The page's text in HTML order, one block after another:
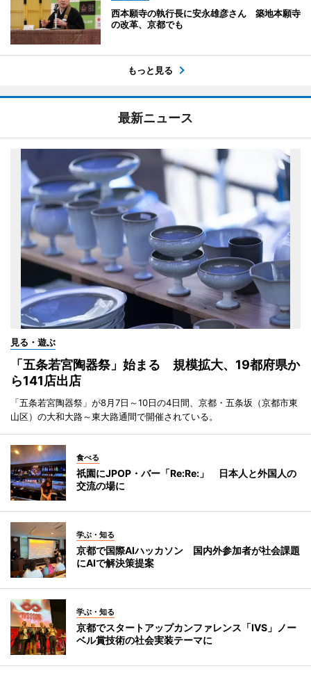
西本願寺の執行長に安永雄彦さん 築地本願寺
の改革、京都でも
もっと見る
最新ニュース
見る・遊ぶ
「五条若宮陶器祭」始まる 規模拡大、19都府県か
ら141店出店
「五条若宮陶器祭」が8月7日～10日の4日間、京都・五条坂（京都市東
山区）の大和大路～東大路通間で開催されている。
食べる
祇園にJPOP・バー「Re:Re:」 日本人と外国人の
交流の場に
学ぶ・知る
京都で国際AIハッカソン 国内外参加者が社会課題
にAIで解決策提案
学ぶ・知る
京都でスタートアップカンファレンス「IVS」ノー
ベル賞技術の社会実装テーマに